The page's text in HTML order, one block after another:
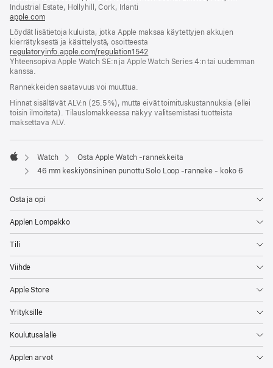
Industrial Estate, Hollyhill, Cork, Irlanti
apple.com(avautuu
uuteen
ikkunaan)
Löydät lisätietoja kuluista, jotka Apple maksaa käytettyjen akkujen
kierrätyksestä ja käsittelystä, osoitteesta
regulatoryinfo.apple.com/regulation1542
uuteen
Yhteensopiva Apple Watch SE:n ja Apple Watch Series 4:n tai uudemman
kanssa.
Rannekkeiden saatavuus voi muuttua.
Hinnat sisältävät ALV:n (25.5 %), mutta eivät toimitus­kustannuksia (ellei
toisin ilmoiteta). Tilauslomakkeessa näkyy valitsemistasi tuotteista
maksettava ALV.
Apple
Watch
Osta Apple Watch ‑rannekkeita
46 mm keskiyönsininen punottu Solo Loop ‑ranneke - koko 6
Osta ja opi
Applen Lompakko
Tili
Viihde
Apple Store
Yrityksille
Koulutusalalle
Applen arvot